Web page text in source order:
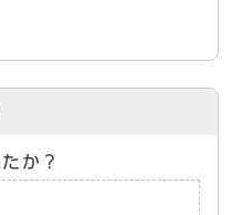
か？